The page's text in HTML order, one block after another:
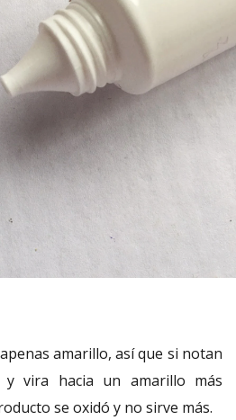
amarillo, así que si notan
vira hacia un amarillo más
se oxidó y no sirve más.